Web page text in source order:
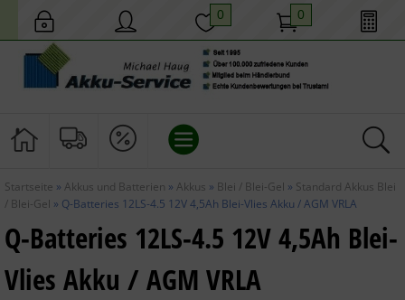
0 0
AKKUS UND BATTERIEN
HAUS UND GARTEN
MOBILES LICHT
Startseite » Akkus und Batterien » Akkus » Blei / Blei-Gel » Standard Akkus Blei
/ Blei-Gel » Q-Batteries 12LS-4.5 12V 4,5Ah Blei-Vlies Akku / AGM VRLA
Q-Batteries 12LS-4.5 12V 4,5Ah Blei-
Vlies Akku / AGM VRLA